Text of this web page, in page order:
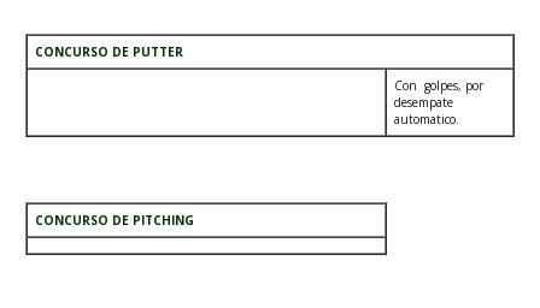
CONCURSO DE PUTTER
Con golpes, por
desempate
automatico.
CONCURSO DE PITCHING